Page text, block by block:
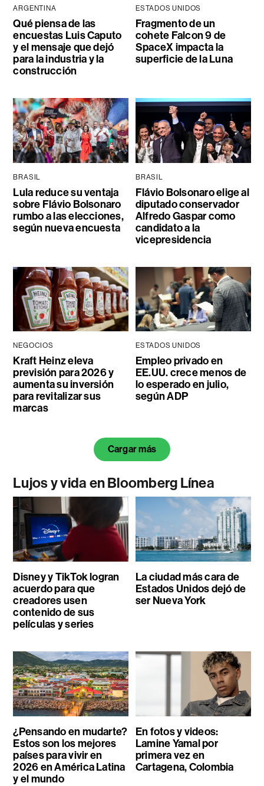
ARGENTINA
Qué piensa de las
encuestas Luis Caputo
y el mensaje que dejó
para la industria y la
construcción
ESTADOS UNIDOS
Fragmento de un
cohete Falcon 9 de
SpaceX impacta la
superficie de la Luna
BRASIL
Lula reduce su ventaja
sobre Flávio Bolsonaro
rumbo a las elecciones,
según nueva encuesta
BRASIL
Flávio Bolsonaro elige al
diputado conservador
Alfredo Gaspar como
candidato a la
vicepresidencia
NEGOCIOS
Kraft Heinz eleva
previsión para 2026 y
aumenta su inversión
para revitalizar sus
marcas
ESTADOS UNIDOS
Empleo privado en
EE.UU. crece menos de
lo esperado en julio,
según ADP
Cargar más
Lujos y vida en Bloomberg Línea
Disney y TikTok logran
acuerdo para que
creadores usen
contenido de sus
películas y series
La ciudad más cara de
Estados Unidos dejó de
ser Nueva York
¿Pensando en mudarte?
Estos son los mejores
países para vivir en
2026 en América Latina
y el mundo
En fotos y videos:
Lamine Yamal por
primera vez en
Cartagena, Colombia